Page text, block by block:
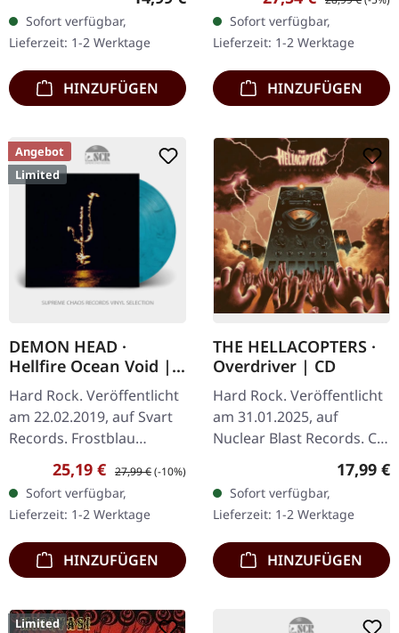
"Hustler's Row" eine
Meisterklasse…
Sofort verfügbar,
Lieferzeit: 1-2 Werktage
HINZUFÜGEN
Music. Schwarzes Vinyl LP
im Standard 12" Cover.
Ozzy Osbournes
zwölftes…
Sofort verfügbar,
Lieferzeit: 1-2 Werktage
HINZUFÜGEN
Angebot
Limited
DEMON HEAD ·
Hellfire Ocean Void |
FROST SPLATTER LP
Hard Rock. Veröffentlicht
am 22.02.2019, auf Svart
Records. Frostblau
marmoriertes Vinyl im
Gatefold-Cover mit
Schuber
(Heißprägedruck) und…
Verkaufspreis:
25,19 € Regulärer Preis:
27,99 €(-10%)
Sofort verfügbar,
Lieferzeit: 1-2 Werktage
HINZUFÜGEN
THE HELLACOPTERS ·
Overdriver | CD
Hard Rock. Veröffentlicht
am 31.01.2025, auf
Nuclear Blast Records. CD
Verpackung. "Overdriver"
von The Hellacopters ist
ein…
17,99 €
Sofort verfügbar,
Lieferzeit: 1-2 Werktage
HINZUFÜGEN
Limited